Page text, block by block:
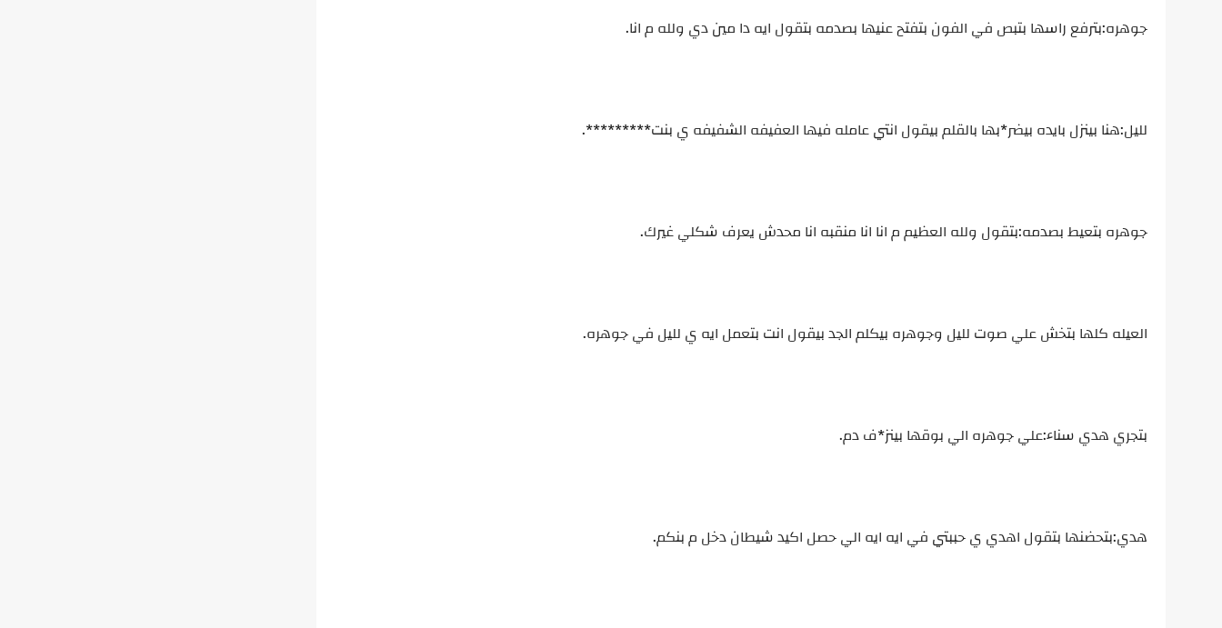
جوهره:بترفع راسها بتبص في الفون بتفتح عنيها بصدمه بتقول ايه دا مين دي ولله م انا.
لليل:هنا بينزل بايده بيضر*بها بالقلم بيقول انتي عامله فيها العفيفه الشفيفه ي بنت*********.
جوهره بتعيط بصدمه:بتقول ولله العظيم م انا انا منقبه انا محدش يعرف شكلي غيرك.
العيله كلها بتخش علي صوت لليل وجوهره بيكلم الجد بيقول انت بتعمل ايه ي لليل في جوهره.
بتجري هدي سناء:علي جوهره الي بوقها بينز*ف دم.
هدي:بتحضنها بتقول اهدي ي حببتي في ايه ايه الي حصل اكيد شيطان دخل م بنكم.